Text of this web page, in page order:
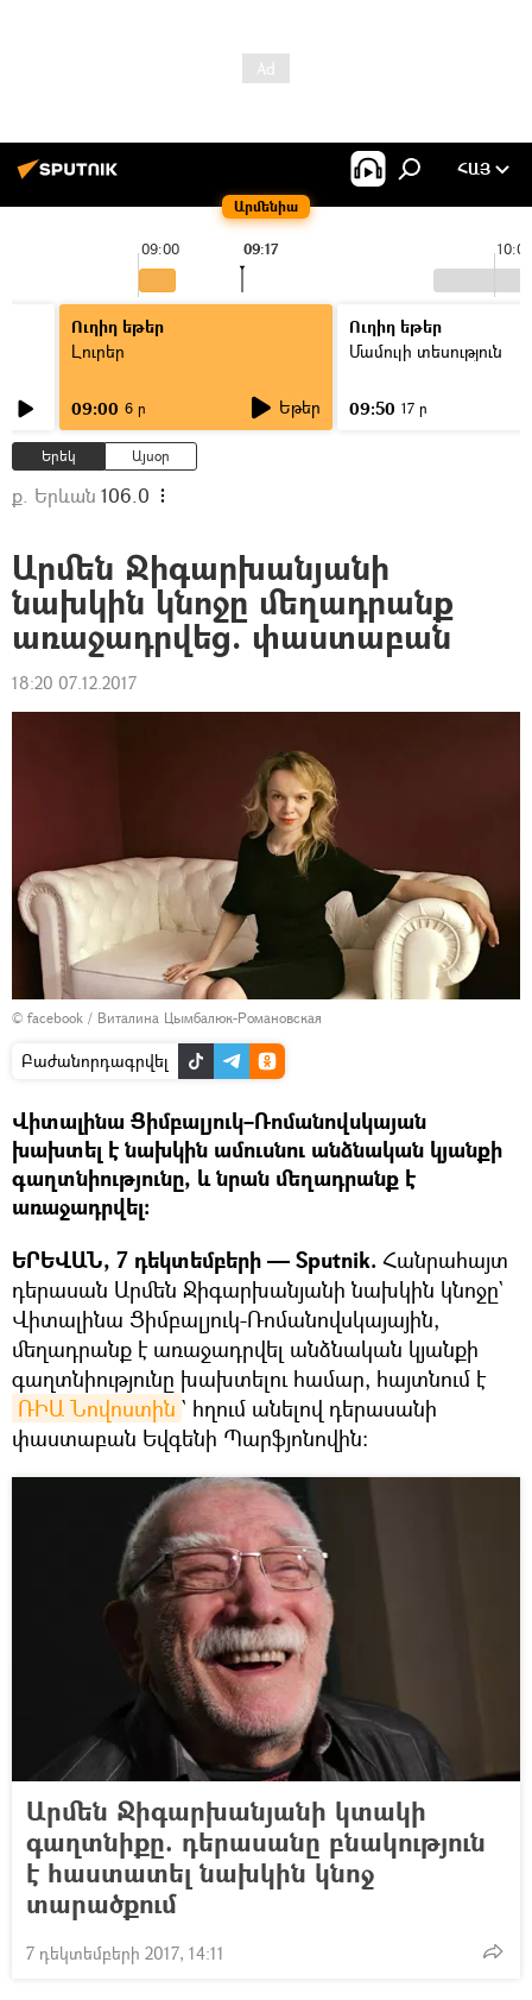
Արմենիա
ՀԱՅ
09:00 10:00
09:17
Ուղիղ եթեր
Լուրեր
09:00 6 ր Եթեր
Ուղիղ եթեր
Մամուլի տեսություն
09:50 17 ր
Երեկ Այսօր
ք. Երևան 106.0
Արմեն Ջիգարխանյանի
նախկին կնոջը մեղադրանք
առաջադրվեց. փաստաբան
18:20 07.12.2017
© facebook / Виталина Цымбалюк-Романовская
Բաժանորդագրվել
Վիտալինա Ցիմբալյուկ–Ռոմանովսկայան
խախտել է նախկին ամուսնու անձնական կյանքի
գաղտնիությունը, և նրան մեղադրանք է
առաջադրվել։
ԵՐԵՎԱՆ, 7 դեկտեմբերի — Sputnik. Հանրահայտ
դերասան Արմեն Ջիգարխանյանի նախկին կնոջը`
Վիտալինա Ցիմբալյուկ-Ռոմանովսկայային,
մեղադրանք է առաջադրվել անձնական կյանքի
գաղտնիությունը խախտելու համար, հայտնում է
ՌԻԱ Նովոստին ` հղում անելով դերասանի
փաստաբան Եվգենի Պարֆյոնովին։
Արմեն Ջիգարխանյանի կտակի
գաղտնիքը. դերասանը բնակություն
է հաստատել նախկին կնոջ
տարածքում
7 դեկտեմբերի 2017, 14:11